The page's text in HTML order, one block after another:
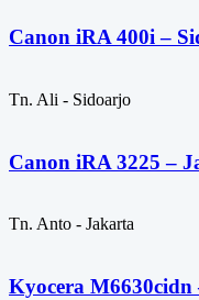
Canon iRA 400i –
Tn. Ali - Sidoarjo
Canon iRA 3225 –
Tn. Anto - Jakarta
Kyocera M6630cidn